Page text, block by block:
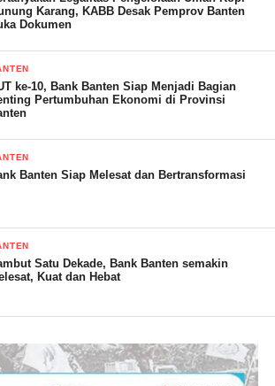
Karang, KABB Desak Pemprov Banten
Dokumen
ke-10, Bank Banten Siap Menjadi Bagian
Pertumbuhan Ekonomi di Provinsi
Banten Siap Melesat dan Bertransformasi
Satu Dekade, Bank Banten semakin
Kuat dan Hebat